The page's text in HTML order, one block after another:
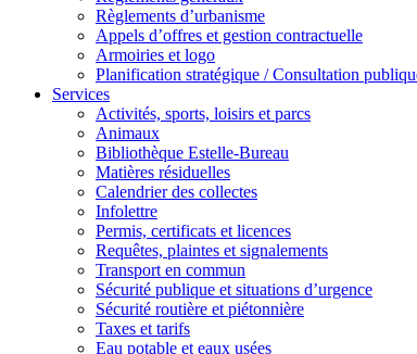
Règlements d’urbanisme
Appels d’offres et gestion contractuelle
Armoiries et logo
Planification stratégique / Consultation
Services
Activités, sports, loisirs et parcs
Animaux
Bibliothèque Estelle-Bureau
Matières résiduelles
Calendrier des collectes
Infolettre
Permis, certificats et licences
Requêtes, plaintes et signalements
Transport en commun
Sécurité publique et situations d’urgence
Sécurité routière et piétonnière
Taxes et tarifs
Eau potable et eaux usées